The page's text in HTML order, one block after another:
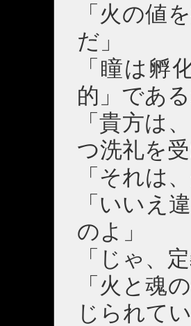
「火の値
だ」
「瞳は孵
的」であ
「貴方は
つ洗礼を
「それは
「いいえ
のよ」
「じゃ、
「火と魂
じられて